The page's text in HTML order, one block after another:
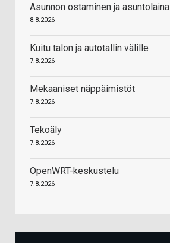
Asunnon ostaminen ja asuntolaina
8.8.2026
Kuitu talon ja autotallin välille
7.8.2026
Mekaaniset näppäimistöt
7.8.2026
Tekoäly
7.8.2026
OpenWRT-keskustelu
7.8.2026